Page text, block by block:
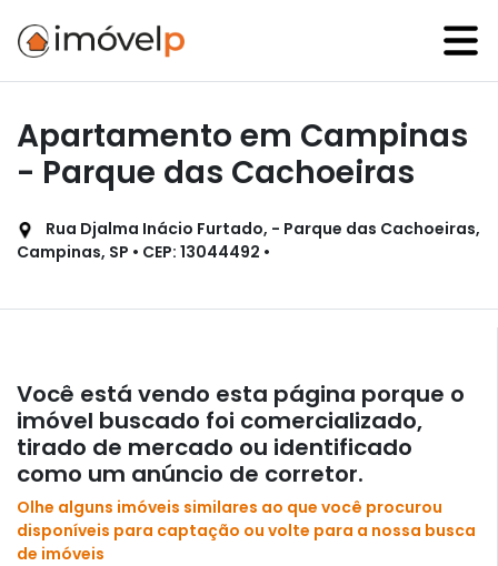
Apartamento em Campinas
- Parque das Cachoeiras
Rua Djalma Inácio Furtado, - Parque das Cachoeiras,
Campinas, SP • CEP: 13044492 •
Você está vendo esta página porque o
imóvel buscado foi comercializado,
tirado de mercado ou identificado
como um anúncio de corretor.
Olhe alguns imóveis similares ao que você procurou
disponíveis para captação ou volte para a nossa busca
de imóveis